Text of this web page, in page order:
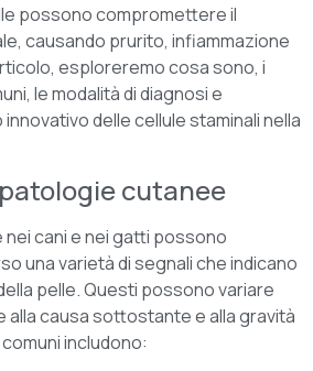
possono compromettere il
causando prurito, infiammazione
esploreremo cosa sono, i
le modalità di diagnosi e
delle cellule staminali nella
cutanee
cani e nei gatti possono
una varietà di segnali che indicano
pelle. Questi possono variare
alla causa sottostante e alla gravità
includono: